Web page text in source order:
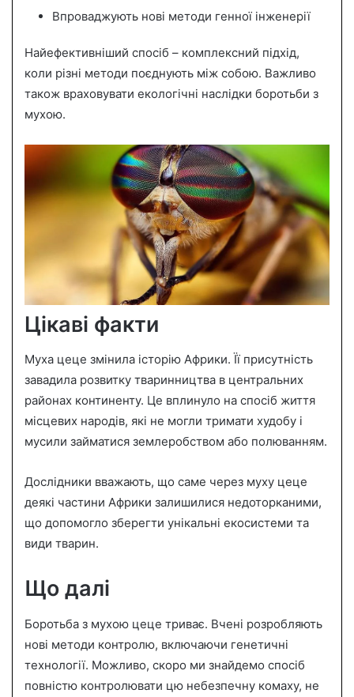
Впроваджують нові методи генної інженерії
Найефективніший спосіб – комплексний підхід,
коли різні методи поєднують між собою. Важливо
також враховувати екологічні наслідки боротьби з
мухою.
Цікаві факти
Муха цеце змінила історію Африки. Її присутність
завадила розвитку тваринництва в центральних
районах континенту. Це вплинуло на спосіб життя
місцевих народів, які не могли тримати худобу і
мусили займатися землеробством або полюванням.
Дослідники вважають, що саме через муху цеце
деякі частини Африки залишилися недоторканими,
що допомогло зберегти унікальні екосистеми та
види тварин.
Що далі
Боротьба з мухою цеце триває. Вчені розробляють
нові методи контролю, включаючи генетичні
технології. Можливо, скоро ми знайдемо спосіб
повністю контролювати цю небезпечну комаху, не